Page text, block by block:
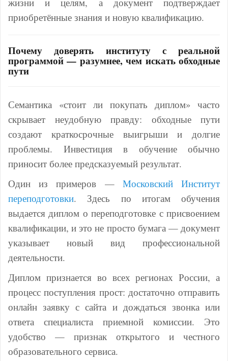
приобретённые знания и новую квалификацию.
Почему доверять институту с реальной
программой — разумнее, чем искать обходные
пути
Семантика «стоит ли покупать диплом» часто
скрывает неудобную правду: обходные пути
создают краткосрочные выигрыши и долгие
проблемы. Инвестиция в обучение обычно
приносит более предсказуемый результат.
Один из примеров — Московский Институт
переподготовки. Здесь по итогам обучения
выдается диплом о переподготовке с присвоением
квалификации, и это не просто бумага — документ
указывает новый вид профессиональной
деятельности.
Диплом признается во всех регионах России, а
процесс поступления прост: достаточно отправить
онлайн заявку с сайта и дождаться звонка или
ответа специалиста приемной комиссии. Это
удобство — признак открытого и честного
образовательного сервиса.